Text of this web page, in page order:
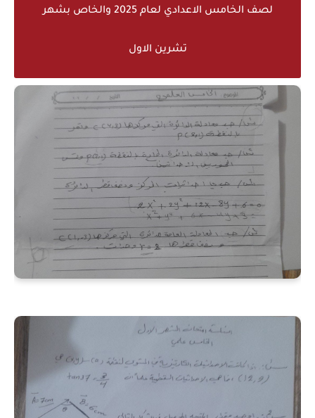
لصف الخامس الاعدادي لعام 2025 والخاص بشهر
تشرين الاول